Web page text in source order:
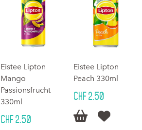
Eistee Lipton
Mango
Passionsfrucht
330ml
CHF 2.50
Eistee Lipton
Peach 330ml
CHF 2.50
 